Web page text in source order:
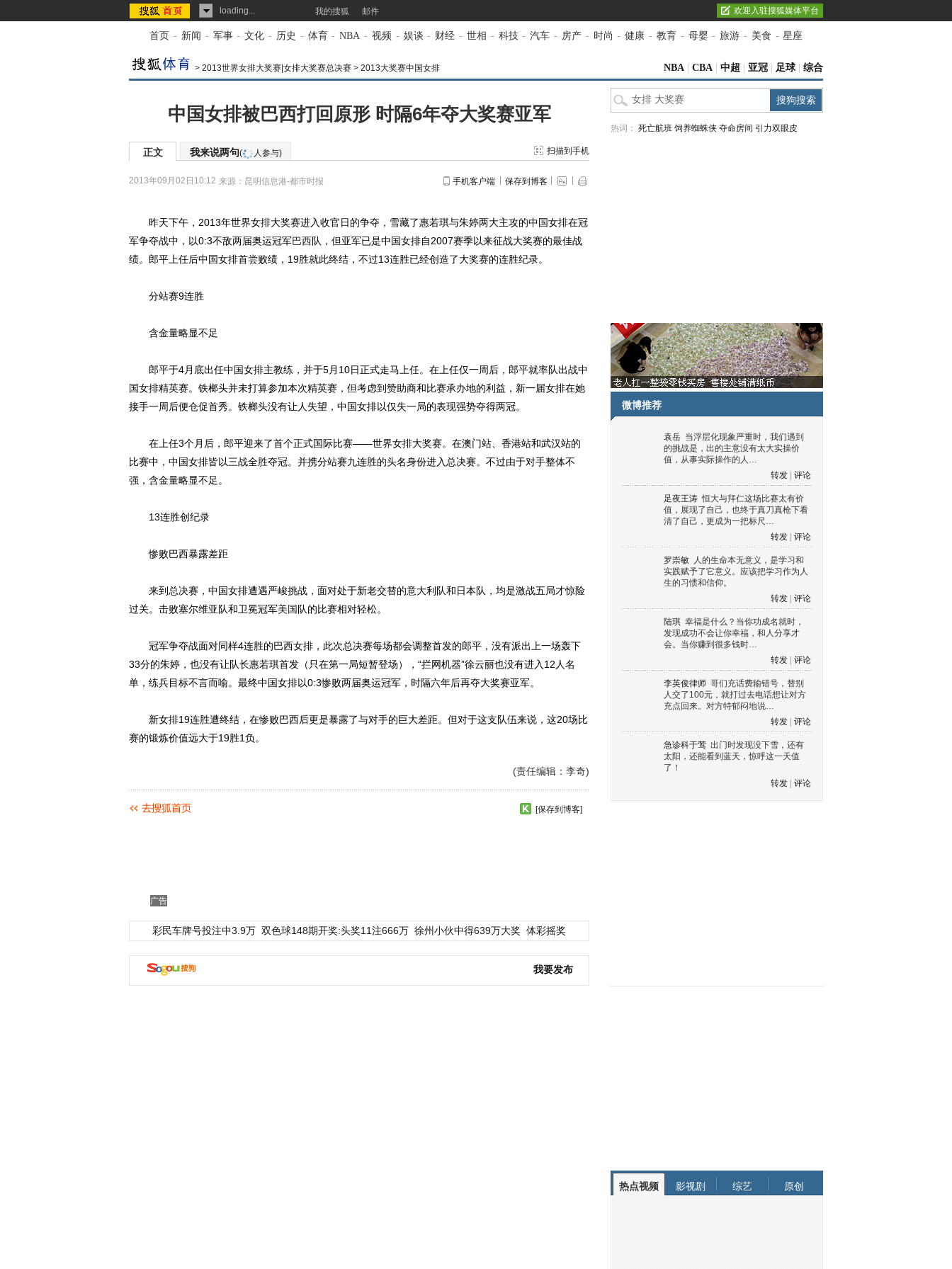
loading... 我的搜狐 邮件 欢迎入驻搜狐媒体平台
首页 - 新闻 - 军事 - 文化 - 历史 - 体育 - NBA - 视频 - 娱谈 - 财经 - 世相 - 科技 - 汽车 - 房产 - 时尚 - 健康 - 教育 - 母婴 - 旅游 - 美食 - 星座
> 2013世界女排大奖赛|女排大奖赛总决赛 > 2013大奖赛中国女排 NBA CBA 中超 亚冠 足球 综合
中国女排被巴西打回原形 时隔6年夺大奖赛亚军
正文 我来说两句( 人参与) 扫描到手机
2013年09月02日10:12 来源： 昆明信息港-都市时报 手机客户端 保存到博客
昨天下午，2013年世界女排大奖赛进入收官日的争夺，雪藏了惠若琪与朱婷两大主攻的中国女排在冠
军争夺战中，以0:3不敌两届奥运冠军巴西队，但亚军已是中国女排自2007赛季以来征战大奖赛的最佳战
绩。郎平上任后中国女排首尝败绩，19胜就此终结，不过13连胜已经创造了大奖赛的连胜纪录。
分站赛9连胜
含金量略显不足
郎平于4月底出任中国女排主教练，并于5月10日正式走马上任。在上任仅一周后，郎平就率队出战中
国女排精英赛。铁榔头并未打算参加本次精英赛，但考虑到赞助商和比赛承办地的利益，新一届女排在她
接手一周后便仓促首秀。铁榔头没有让人失望，中国女排以仅失一局的表现强势夺得两冠。
在上任3个月后，郎平迎来了首个正式国际比赛——世界女排大奖赛。在澳门站、香港站和武汉站的
比赛中，中国女排皆以三战全胜夺冠。并携分站赛九连胜的头名身份进入总决赛。不过由于对手整体不
强，含金量略显不足。
13连胜创纪录
惨败巴西暴露差距
来到总决赛，中国女排遭遇严峻挑战，面对处于新老交替的意大利队和日本队，均是激战五局才惊险
过关。击败塞尔维亚队和卫冕冠军美国队的比赛相对轻松。
冠军争夺战面对同样4连胜的巴西女排，此次总决赛每场都会调整首发的郎平，没有派出上一场轰下
33分的朱婷，也没有让队长惠若琪首发（只在第一局短暂登场），“拦网机器”徐云丽也没有进入12人名
单，练兵目标不言而喻。最终中国女排以0:3惨败两届奥运冠军，时隔六年后再夺大奖赛亚军。
新女排19连胜遭终结，在惨败巴西后更是暴露了与对手的巨大差距。但对于这支队伍来说，这20场比
赛的锻炼价值远大于19胜1负。
(责任编辑：李奇)
[保存到博客]
广告
彩民车牌号投注中3.9万 双色球148期开奖:头奖11注666万 徐州小伙中得639万大奖 体彩摇奖
我要发布
热词： 死亡航班 饲养蜘蛛侠 夺命房间 引力双眼皮
微博推荐
袁岳 当浮层化现象严重时，我们遇到
的挑战是，出的主意没有太大实操价
值，从事实际操作的人…
转发
评论
足夜王涛 恒大与拜仁这场比赛太有价
值，展现了自己，也终于真刀真枪下看
清了自己，更成为一把标尺…
转发
评论
罗崇敏 人的生命本无意义，是学习和
实践赋予了它意义。应该把学习作为人
生的习惯和信仰。
转发
评论
陆琪 幸福是什么？当你功成名就时，
发现成功不会让你幸福，和人分享才
会。当你赚到很多钱时…
转发
评论
李英俊律师 哥们充话费输错号，替别
人交了100元，就打过去电话想让对方
充点回来。对方特郁闷地说…
转发
评论
急诊科于莺 出门时发现没下雪，还有
太阳，还能看到蓝天，惊呼这一天值
了！
转发
评论
热点视频 影视剧 综艺 原创